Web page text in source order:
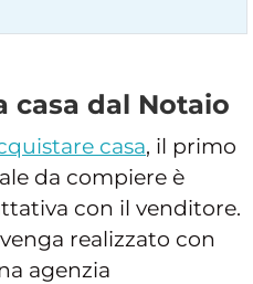
casa dal Notaio
casa, il primo
da compiere è
con il venditore.
realizzato con
agenzia